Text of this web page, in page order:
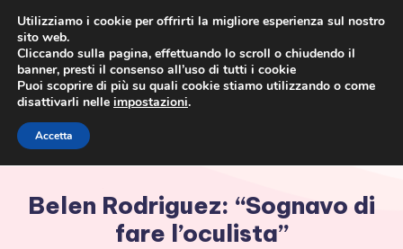
Belen Rodriguez: “Sognavo di
fare l’oculista”
Utilizziamo i cookie per offrirti la migliore esperienza sul nostro
sito web.
Cliccando sulla pagina, effettuando lo scroll o chiudendo il
banner, presti il consenso all’uso di tutti i cookie
Puoi scoprire di più su quali cookie stiamo utilizzando o come
disattivarli nelle impostazioni.
Accetta